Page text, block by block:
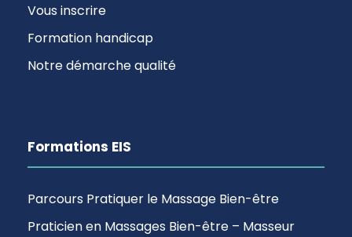
Vous inscrire
Formation handicap
Notre démarche qualité
Formations EIS
Parcours Pratiquer le Massage Bien-être
Praticien en Massages Bien-être – Masseur